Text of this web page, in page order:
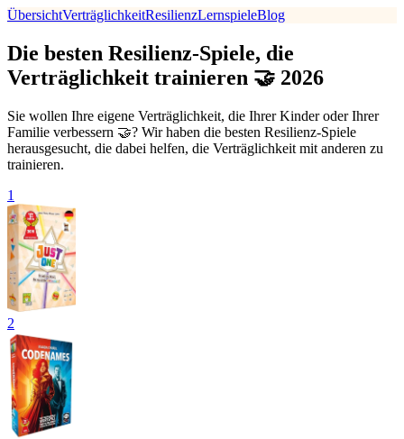
ÜbersichtVerträglichkeitResilienzLernspieleBlog
Die besten Resilienz-Spiele, die
Verträglichkeit trainieren 🤝 2026
Sie wollen Ihre eigene Verträglichkeit, die Ihrer Kinder oder Ihrer
Familie verbessern 🤝? Wir haben die besten Resilienz-Spiele
herausgesucht, die dabei helfen, die Verträglichkeit mit anderen zu
trainieren.
1
2